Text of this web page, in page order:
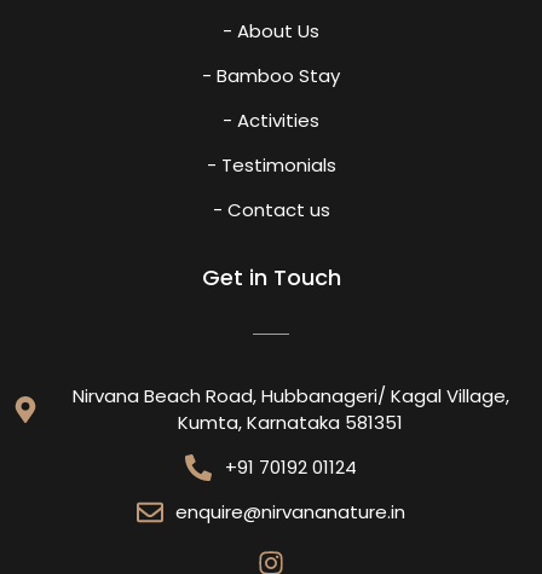
- About Us
- Bamboo Stay
- Activities
- Testimonials
- Contact us
Get in Touch
Nirvana Beach Road, Hubbanageri/ Kagal Village,
Kumta, Karnataka 581351
+91 70192 01124
enquire@nirvananature.in